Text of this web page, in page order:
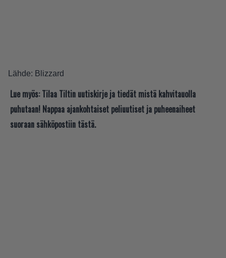
Lähde: Blizzard
Lue myös: Tilaa Tiltin uutiskirje ja tiedät mistä kahvitauolla
puhutaan! Nappaa ajankohtaiset peliuutiset ja puheenaiheet
suoraan sähköpostiin tästä.